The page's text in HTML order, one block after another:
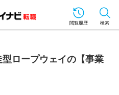
閲覧履歴 検索
ロープウェイの【事業